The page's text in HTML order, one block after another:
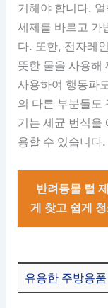
거해야 합니다.
세제를 바르고 가
다. 또한, 전자레
뜻한 물을 사용해
사용하여 행동파
의 다른 부분들도
기는 세균 번식을
용할 수 있습니다.
반려동물 털
게 찾고 쉽게
유용한 주방용